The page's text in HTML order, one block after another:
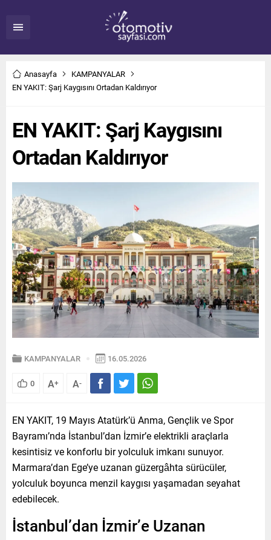
Anasayfa
KAMPANYALAR
EN YAKIT: Şarj Kaygısını Ortadan Kaldırıyor
EN YAKIT: Şarj Kaygısını
Ortadan Kaldırıyor
KAMPANYALAR 16.05.2026
0 A+ A-
EN YAKIT, 19 Mayıs Atatürk’ü Anma, Gençlik ve Spor
Bayramı’nda İstanbul’dan İzmir’e elektrikli araçlarla
kesintisiz ve konforlu bir yolculuk imkanı sunuyor.
Marmara’dan Ege’ye uzanan güzergâhta sürücüler,
yolculuk boyunca menzil kaygısı yaşamadan seyahat
edebilecek.
İstanbul’dan İzmir’e Uzanan